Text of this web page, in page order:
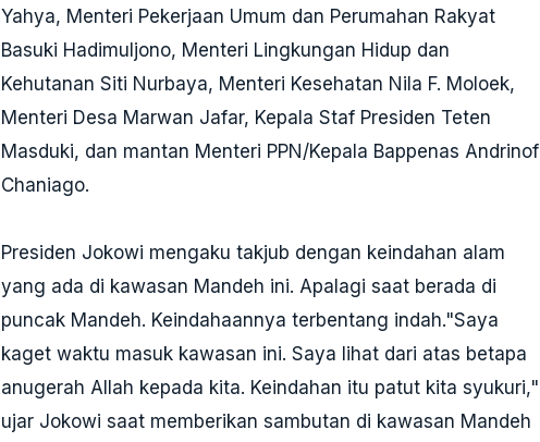
Yahya, Menteri Pekerjaan Umum dan Perumahan Rakyat
Basuki Hadimuljono, Menteri Lingkungan Hidup dan
Kehutanan Siti Nurbaya, Menteri Kesehatan Nila F. Moloek,
Menteri Desa Marwan Jafar, Kepala Staf Presiden Teten
Masduki, dan mantan Menteri PPN/Kepala Bappenas Andrinof
Chaniago.
Presiden Jokowi mengaku takjub dengan keindahan alam
yang ada di kawasan Mandeh ini. Apalagi saat berada di
puncak Mandeh. Keindahaannya terbentang indah."Saya
kaget waktu masuk kawasan ini. Saya lihat dari atas betapa
anugerah Allah kepada kita. Keindahan itu patut kita syukuri,"
ujar Jokowi saat memberikan sambutan di kawasan Mandeh